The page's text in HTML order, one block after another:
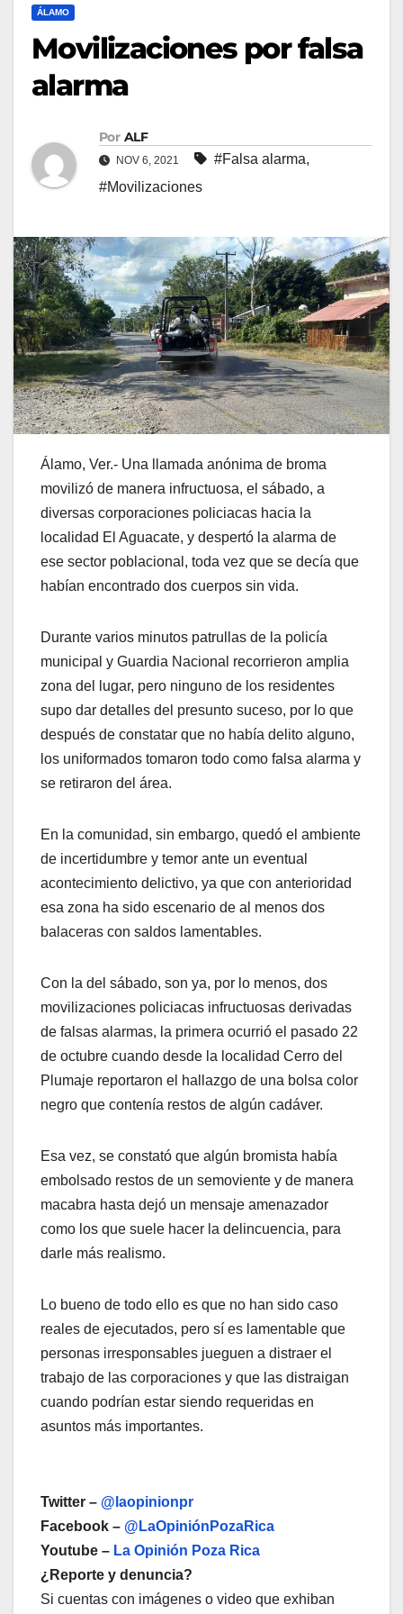
ÁLAMO
Movilizaciones por falsa
alarma
Por ALF
NOV 6, 2021 #Falsa alarma,
#Movilizaciones
Álamo, Ver.- Una llamada anónima de broma
movilizó de manera infructuosa, el sábado, a
diversas corporaciones policiacas hacia la
localidad El Aguacate, y despertó la alarma de
ese sector poblacional, toda vez que se decía que
habían encontrado dos cuerpos sin vida.
Durante varios minutos patrullas de la policía
municipal y Guardia Nacional recorrieron amplia
zona del lugar, pero ninguno de los residentes
supo dar detalles del presunto suceso, por lo que
después de constatar que no había delito alguno,
los uniformados tomaron todo como falsa alarma y
se retiraron del área.
En la comunidad, sin embargo, quedó el ambiente
de incertidumbre y temor ante un eventual
acontecimiento delictivo, ya que con anterioridad
esa zona ha sido escenario de al menos dos
balaceras con saldos lamentables.
Con la del sábado, son ya, por lo menos, dos
movilizaciones policiacas infructuosas derivadas
de falsas alarmas, la primera ocurrió el pasado 22
de octubre cuando desde la localidad Cerro del
Plumaje reportaron el hallazgo de una bolsa color
negro que contenía restos de algún cadáver.
Esa vez, se constató que algún bromista había
embolsado restos de un semoviente y de manera
macabra hasta dejó un mensaje amenazador
como los que suele hacer la delincuencia, para
darle más realismo.
Lo bueno de todo ello es que no han sido caso
reales de ejecutados, pero sí es lamentable que
personas irresponsables jueguen a distraer el
trabajo de las corporaciones y que las distraigan
cuando podrían estar siendo requeridas en
asuntos más importantes.
Twitter – @laopinionpr
Facebook – @LaOpiniónPozaRica
Youtube – La Opinión Poza Rica
¿Reporte y denuncia?
Si cuentas con imágenes o video que exhiban